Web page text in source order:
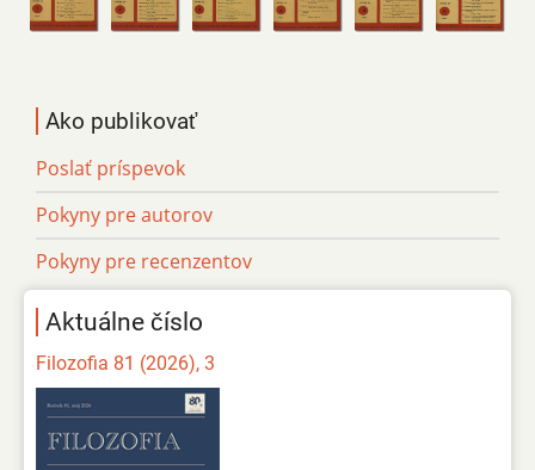
Ako publikovať
Poslať príspevok
Pokyny pre autorov
Pokyny pre recenzentov
Aktuálne číslo
Filozofia 81 (2026), 3